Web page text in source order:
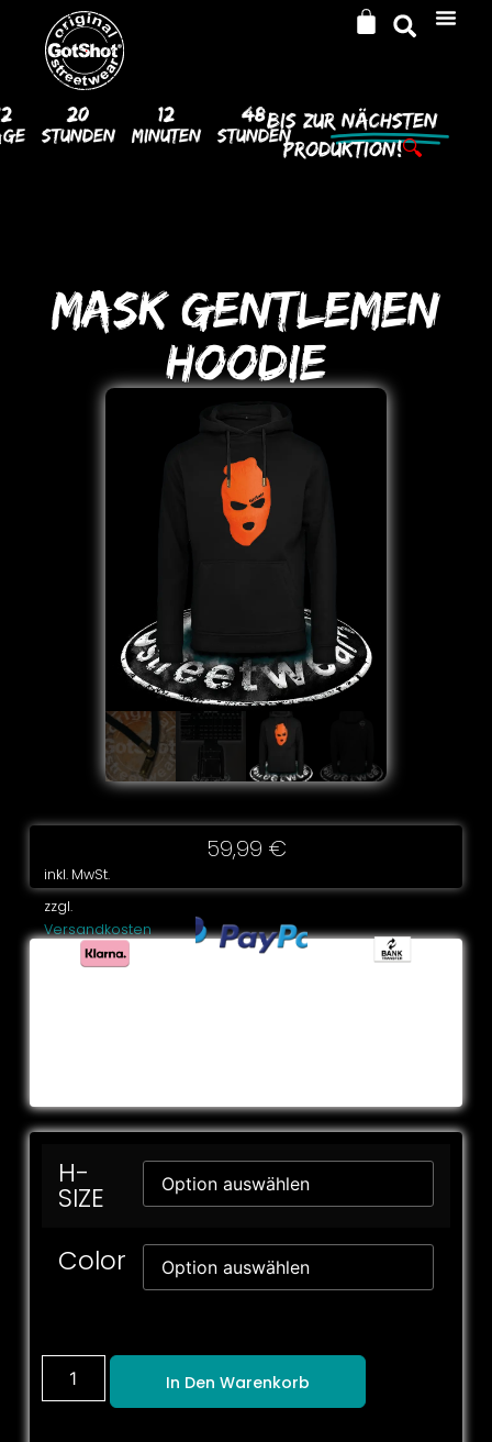
20
Stunden
12
Minuten
48
Stunden
Bis ZurNächsten
Produktion!🔍
MASK GENTLEMEN
HooDIE
59,99 €
inkl. MwSt.
zzgl.
Versandkosten
H-
SIZE
Color
In Den Warenkorb